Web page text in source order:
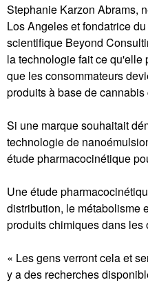
Stephanie Karzon Abrams,
Los Angeles et fondatrice
scientifique Beyond
la technologie fait ce qu'elle
que les consommateurs
produits à base de
Si une marque souhaitait
technologie de
étude pharmacocinétique
Une étude
distribution, le métabolisme
produits chimiques dans les
« Les gens verront cela et
y a des recherches